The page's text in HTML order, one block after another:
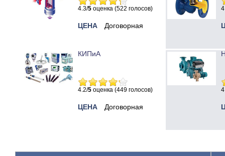
4.3/5 оценка (522 голосов)
ЦЕНА Договорная
КИПиА
4.2/5 оценка (449 голосов)
ЦЕНА Договорная